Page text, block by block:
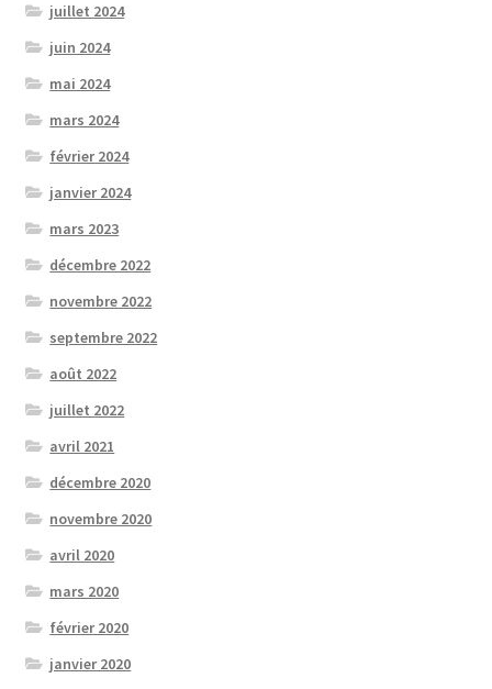
juillet 2024
juin 2024
mai 2024
mars 2024
février 2024
janvier 2024
mars 2023
décembre 2022
novembre 2022
septembre 2022
août 2022
juillet 2022
avril 2021
décembre 2020
novembre 2020
avril 2020
mars 2020
février 2020
janvier 2020